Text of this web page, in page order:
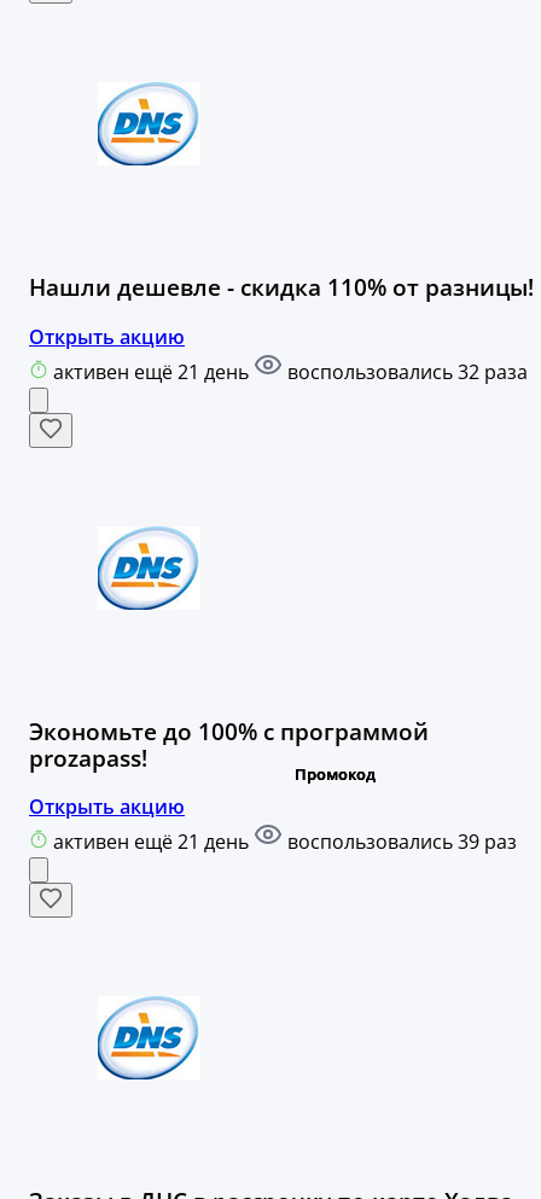
Нашли дешевле - скидка 110% от разницы!
Открыть акцию
активен ещё 21 день
воспользовались 32 раза
Экономьте до 100% с программой
prozapass!
Открыть акцию
активен ещё 21 день
воспользовались 39 раз